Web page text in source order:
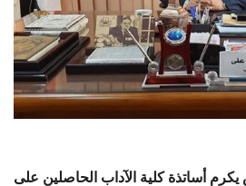
أساتذة كلية الآداب الحاصلين على